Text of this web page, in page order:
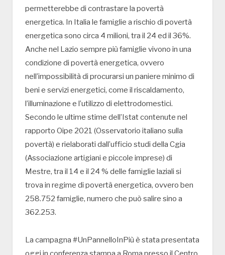
permetterebbe di contrastare la povertà
energetica. In Italia le famiglie a rischio di povertà
energetica sono circa 4 milioni, tra il 24 ed il 36%.
Anche nel Lazio sempre più famiglie vivono in una
condizione di povertà energetica, ovvero
nell’impossibilità di procurarsi un paniere minimo di
beni e servizi energetici, come il riscaldamento,
l’illuminazione e l’utilizzo di elettrodomestici.
Secondo le ultime stime dell’Istat contenute nel
rapporto Oipe 2021 (Osservatorio italiano sulla
povertà) e rielaborati dall’ufficio studi della Cgia
(Associazione artigiani e piccole imprese) di
Mestre, tra il 14 e il 24 % delle famiglie laziali si
trova in regime di povertà energetica, ovvero ben
258.752 famiglie, numero che può salire sino a
362.253.
La campagna #UnPannelloInPiù è stata presentata